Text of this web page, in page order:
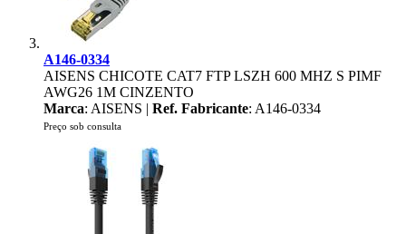
A146-0334
AISENS CHICOTE CAT7 FTP LSZH 600 MHZ S PIMF
AWG26 1M CINZENTO
Marca: AISENS | Ref. Fabricante: A146-0334
Preço sob consulta